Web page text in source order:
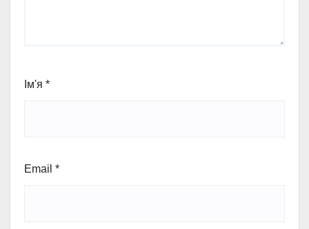
Ім'я *
Email *